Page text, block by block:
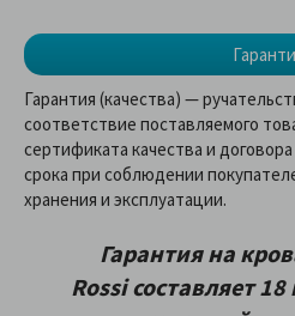
Гарантия (качества) —
соответствие поставляемого
сертификата качества и
срока при соблюдении
хранения и эксплуатации.
Гарантия на
Rossiсоставляет